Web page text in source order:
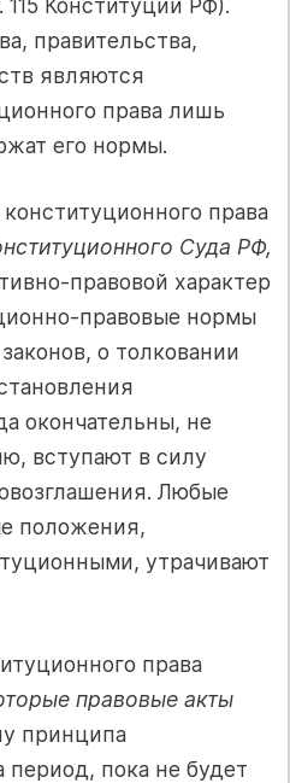
115 Конституции РФ).
правительства,
являются
права лишь
его нормы.
права
Суда РФ,
правовой характер
правовые нормы
о толковании
окончательны, не
вступают в силу
Любые
положения,
утрачивают
права
правовые акты
принципа
пока не будет